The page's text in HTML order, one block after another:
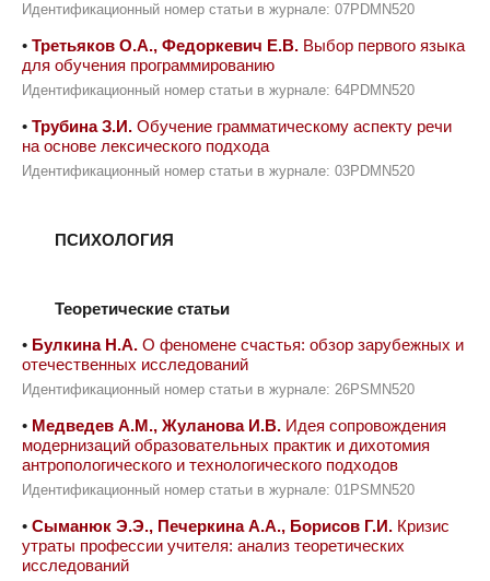
Идентификационный номер статьи в журнале: 07PDMN520
• Третьяков О.А., Федоркевич Е.В. Выбор первого языка
для обучения программированию
Идентификационный номер статьи в журнале: 64PDMN520
• Трубина З.И. Обучение грамматическому аспекту речи
на основе лексического подхода
Идентификационный номер статьи в журнале: 03PDMN520
ПСИХОЛОГИЯ
Теоретические статьи
• Булкина Н.А. О феномене счастья: обзор зарубежных и
отечественных исследований
Идентификационный номер статьи в журнале: 26PSMN520
• Медведев А.М., Жуланова И.В. Идея сопровождения
модернизаций образовательных практик и дихотомия
антропологического и технологического подходов
Идентификационный номер статьи в журнале: 01PSMN520
• Сыманюк Э.Э., Печеркина А.А., Борисов Г.И. Кризис
утраты профессии учителя: анализ теоретических
исследований